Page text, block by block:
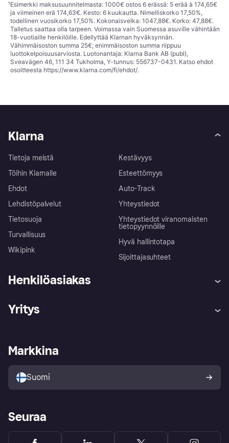
¹Esimerkki maksusuunnitelmasta: 1000€ ostos 6 erässä: 5 erää à 174,65€
ja viimeinen erä 174,63€. Kesto: 6 kuukautta. Nimelliskorko 17,50%,
todellinen vuosikorko 17,50%. Kokonaisvelka: 1047,88€. Korko: 47,88€.
Talletus saattaa olla tarpeen. Voimassa vain Suomessa asuville vähintään
18-vuotiaille henkilöille. Edellyttää Klarnan hyväksynnän.
Vähimmäisoston summa 25€; enimmäisoston summa riippuu
luottokelpoisuusarviosta. Luotonantaja: Klarna Bank AB (publ),
Sveavägen 46, 111 34 Tukholma, Y-tunnus: 556737-0431. Katso ehdot
osoitteesta https://www.klarna.com/fi/ehdot/.
Klarna
Tietoja meistä
Töihin Klarnalle
Ehdot
Lehdistöpalvelut
Tietosuoja
Turvallisuus
Wikipink
Kestävyys
Esteettömyys
Auto-Track
Yhteystiedot
Yhteystiedot viranomaisten
tietopyynnöille
Hyvä hallintotapa
Sijoittajasuhteet
Henkilöasiakas
Ohje
Kirjaudu sisään
Tutustu kauppoihin
Ostajan turva
Yritys
Kirjaudu sisään yrityksenä
Markkina
Suomi
Seuraa